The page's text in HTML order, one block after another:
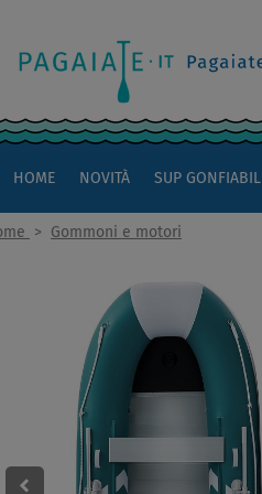
HOME NOVITÀ SUP GONFIABILI
> Gommoni e motori